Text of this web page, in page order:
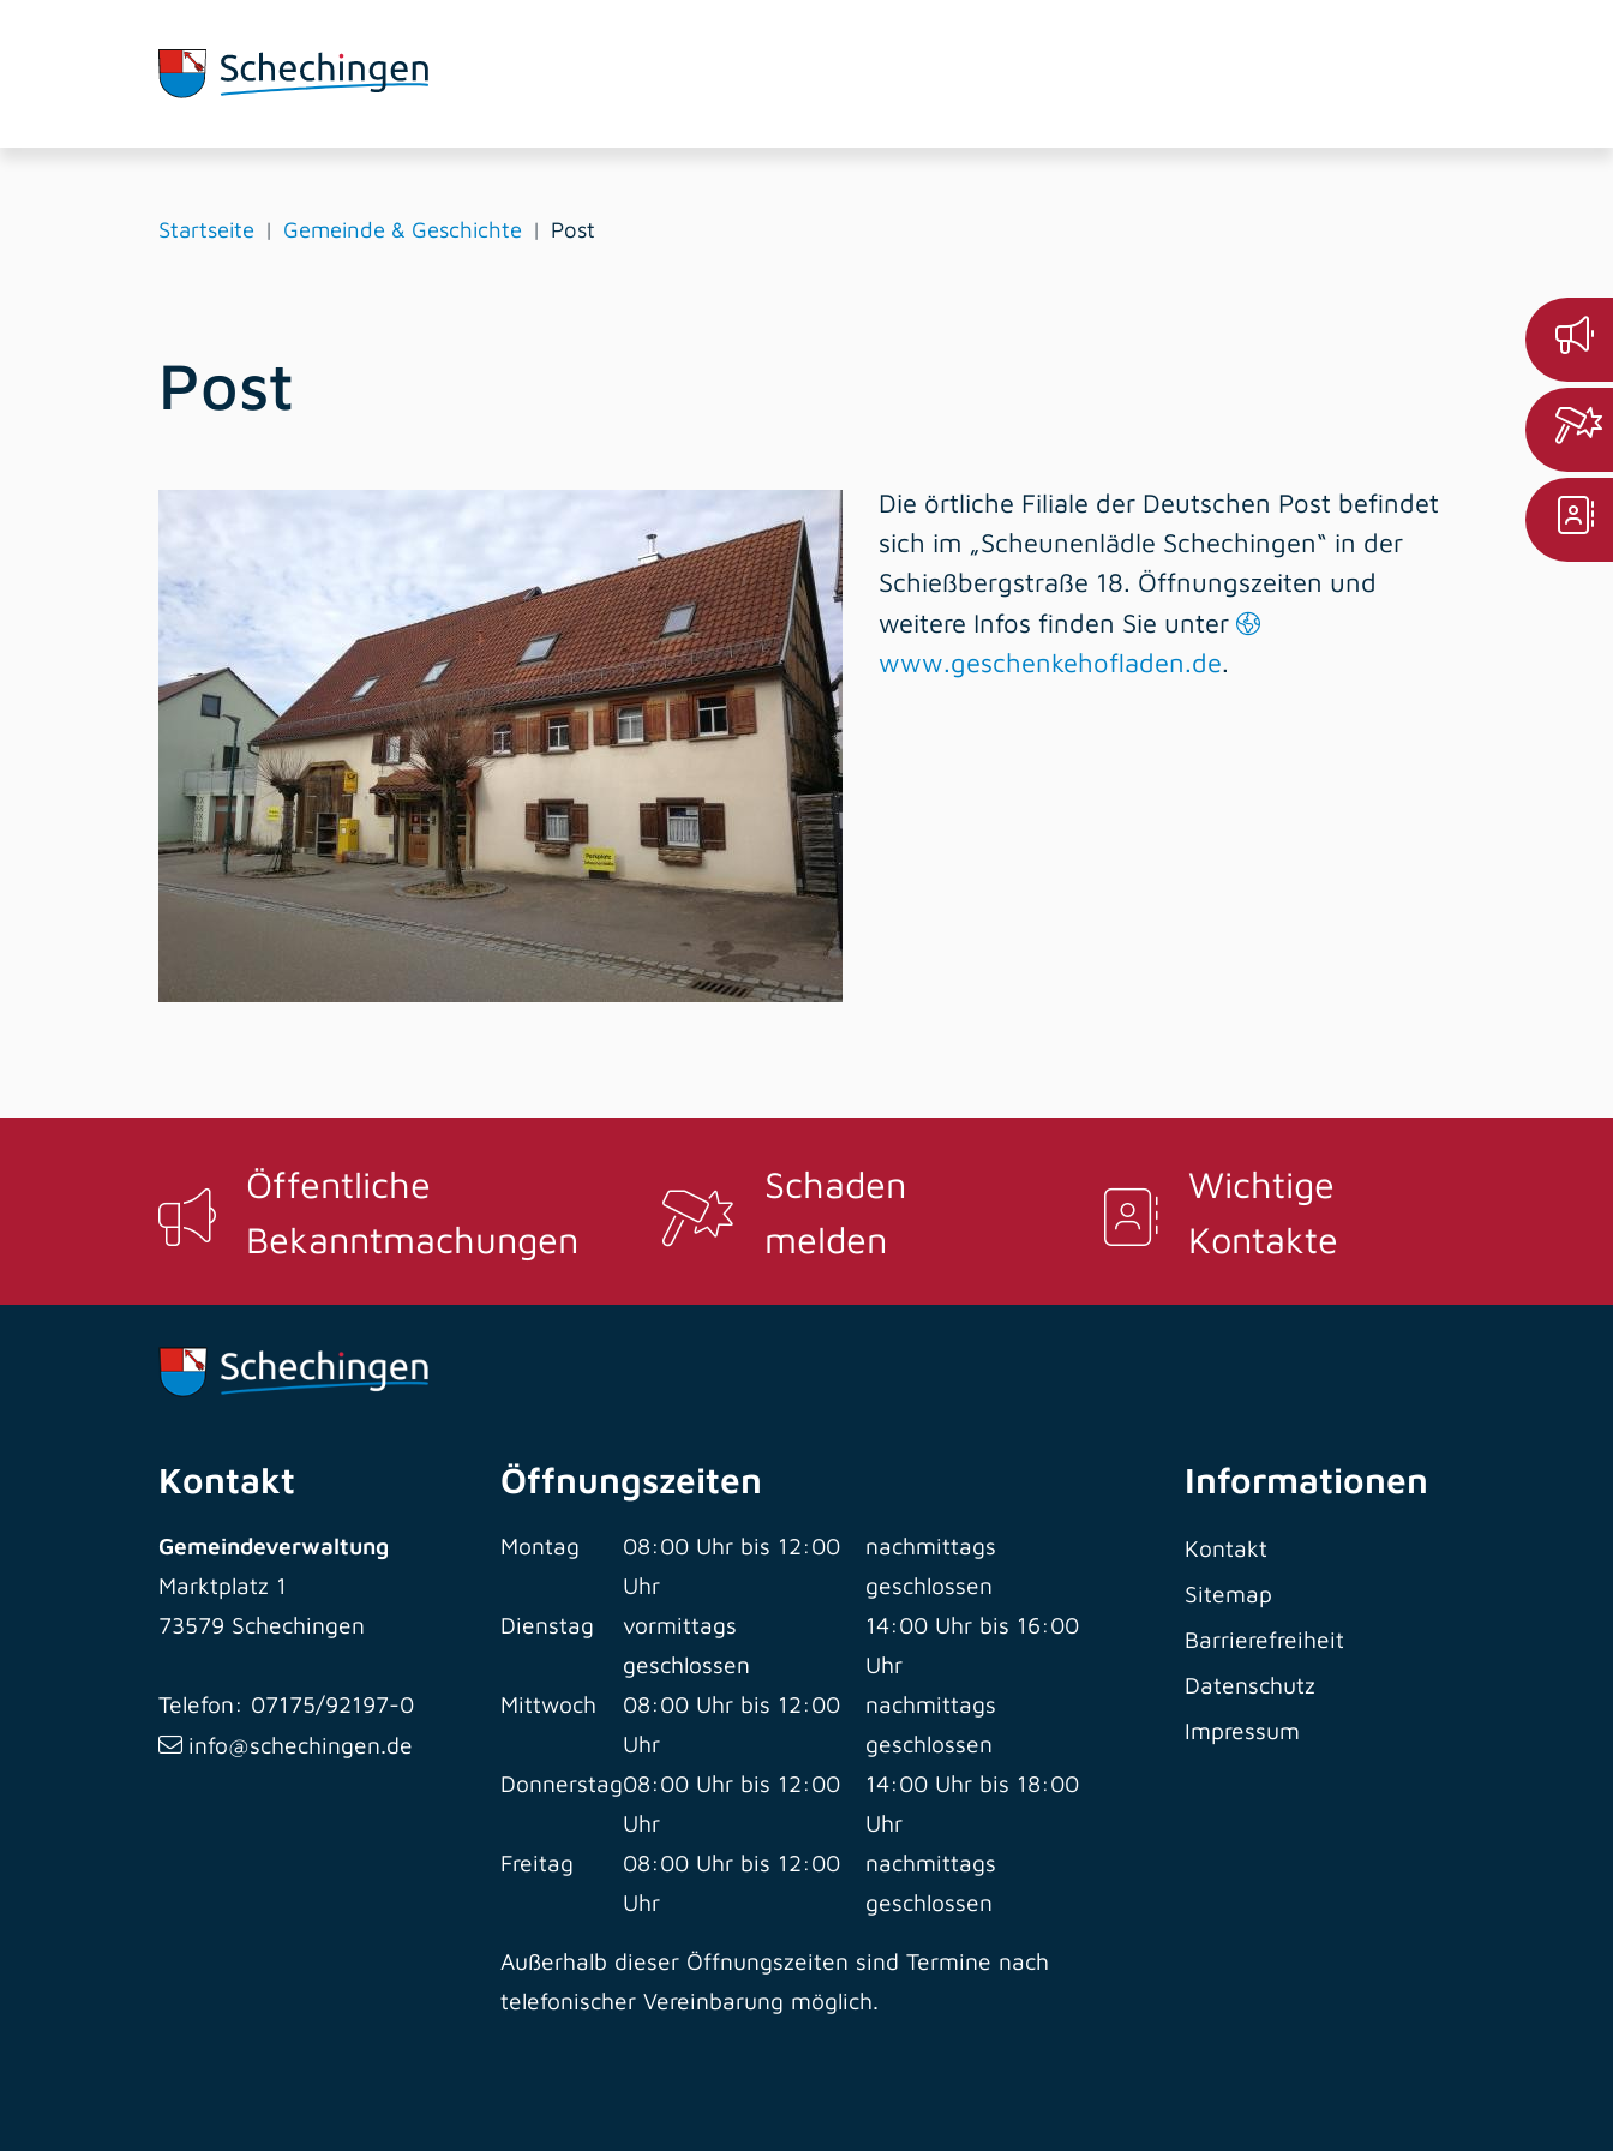
Startseite Gemeinde & Geschichte Post
Post
Die örtliche Filiale der Deutschen Post befindet
sich im „Scheunenlädle Schechingen“ in der
Schießbergstraße 18. Öffnungszeiten und
weitere Infos finden Sie unter
www.geschenkehofladen.de.
Öffentliche
Bekanntmachungen
Schaden
melden
Wichtige
Kontakte
Kontakt
Gemeindeverwaltung
Marktplatz 1
73579 Schechingen
Telefon: 07175/92197-0
info@schechingen.de
Öffnungszeiten
Montag
08:00 Uhr bis 12:00
Uhr
nachmittags
geschlossen
Dienstag
vormittags
geschlossen
14:00 Uhr bis 16:00
Uhr
Mittwoch
08:00 Uhr bis 12:00
Uhr
nachmittags
geschlossen
Donnerstag08:00 Uhr bis 12:00
Uhr
14:00 Uhr bis 18:00
Uhr
Freitag
08:00 Uhr bis 12:00
Uhr
nachmittags
geschlossen
Außerhalb dieser Öffnungszeiten sind Termine nach
telefonischer Vereinbarung möglich.
Informationen
Kontakt
Sitemap
Barrierefreiheit
Datenschutz
Impressum